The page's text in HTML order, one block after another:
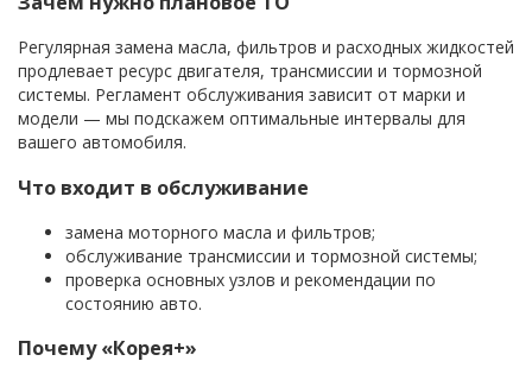
Регулярная замена масла, фильтров и расходных жидкостей
продлевает ресурс двигателя, трансмиссии и тормозной
системы. Регламент обслуживания зависит от марки и
модели — мы подскажем оптимальные интервалы для
вашего автомобиля.
Что входит в обслуживание
замена моторного масла и фильтров;
обслуживание трансмиссии и тормозной системы;
проверка основных узлов и рекомендации по
состоянию авто.
Почему «Корея+»